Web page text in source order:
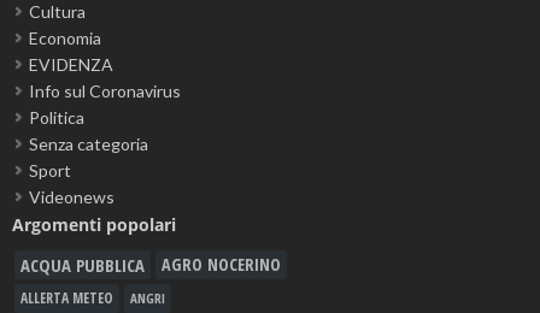
Cultura
Economia
EVIDENZA
Info sul Coronavirus
Politica
Senza categoria
Sport
Videonews
Argomenti popolari
ACQUA PUBBLICA AGRO NOCERINO
ALLERTA METEO ANGRI